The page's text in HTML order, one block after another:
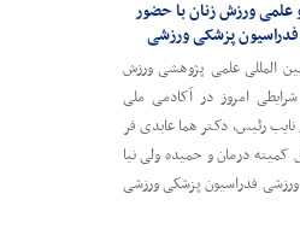
علمی ورزش زنان با حضور
فدراسیون پزشکی ورزشی
المللی علمی پژوهشی ورزش
امروز در آکادمی ملی
رئیس، دکتر هما عابدی فر
درمان و حمیده ولی نیا
فدراسیون پزشکی ورزشی